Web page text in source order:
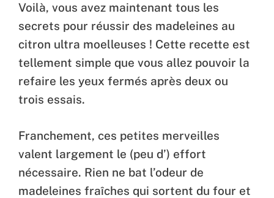
Voilà, vous avez maintenant tous les
secrets pour réussir des madeleines au
citron ultra moelleuses ! Cette recette est
tellement simple que vous allez pouvoir la
refaire les yeux fermés après deux ou
trois essais.
Franchement, ces petites merveilles
valent largement le (peu d’) effort
nécessaire. Rien ne bat l’odeur de
madeleines fraîches qui sortent du four et